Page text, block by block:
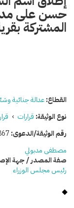
حسن على
المشتركة
القطاع:عدالة جنائية
نوع الوثيقة: قرارات ›
رقم الوثيقة/الدعوى:
مصطفى مدبولي
صفة المصدر / جهة
رئيس مجلس الوزراء